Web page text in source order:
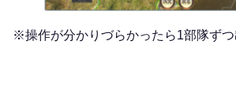
※操作が分かりづらかったら1部隊ずつ